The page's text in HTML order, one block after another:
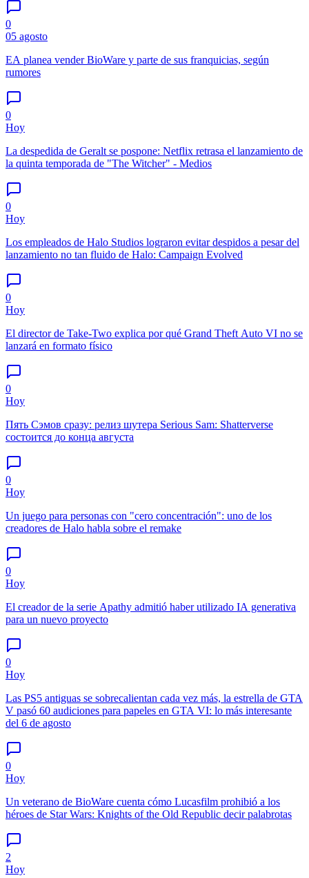
0
05 agosto
EA planea vender BioWare y parte de sus franquicias, según
rumores
0
Hoy
La despedida de Geralt se pospone: Netflix retrasa el lanzamiento de
la quinta temporada de "The Witcher" - Medios
0
Hoy
Los empleados de Halo Studios lograron evitar despidos a pesar del
lanzamiento no tan fluido de Halo: Campaign Evolved
0
Hoy
El director de Take-Two explica por qué Grand Theft Auto VI no se
lanzará en formato físico
0
Hoy
Пять Сэмов сразу: релиз шутера Serious Sam: Shatterverse
состоится до конца августа
0
Hoy
Un juego para personas con "cero concentración": uno de los
creadores de Halo habla sobre el remake
0
Hoy
El creador de la serie Apathy admitió haber utilizado IA generativa
para un nuevo proyecto
0
Hoy
Las PS5 antiguas se sobrecalientan cada vez más, la estrella de GTA
V pasó 60 audiciones para papeles en GTA VI: lo más interesante
del 6 de agosto
0
Hoy
Un veterano de BioWare cuenta cómo Lucasfilm prohibió a los
héroes de Star Wars: Knights of the Old Republic decir palabrotas
2
Hoy